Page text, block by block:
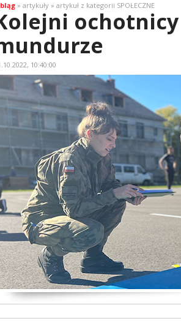
» artykuły » artykuł z kategorii SPOŁECZNE
10:40:00